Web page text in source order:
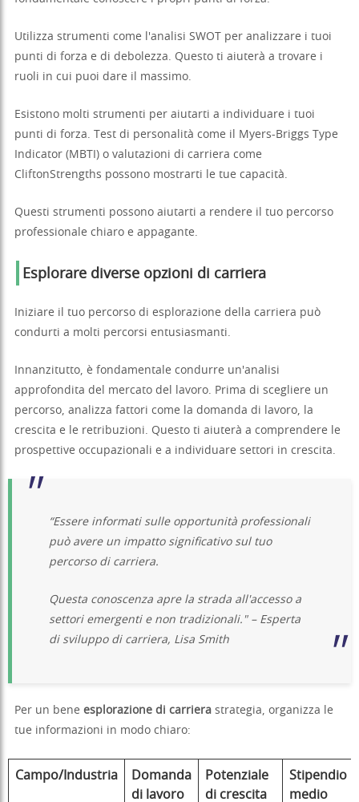
Utilizza strumenti come l'analisi SWOT per analizzare i tuoi
punti di forza e di debolezza. Questo ti aiuterà a trovare i
ruoli in cui puoi dare il massimo.
Esistono molti strumenti per aiutarti a individuare i tuoi
punti di forza. Test di personalità come il Myers-Briggs Type
Indicator (MBTI) o valutazioni di carriera come
CliftonStrengths possono mostrarti le tue capacità.
Questi strumenti possono aiutarti a rendere il tuo percorso
professionale chiaro e appagante.
Esplorare diverse opzioni di carriera
Iniziare il tuo percorso di esplorazione della carriera può
condurti a molti percorsi entusiasmanti.
Innanzitutto, è fondamentale condurre un'analisi
approfondita del mercato del lavoro. Prima di scegliere un
percorso, analizza fattori come la domanda di lavoro, la
crescita e le retribuzioni. Questo ti aiuterà a comprendere le
prospettive occupazionali e a individuare settori in crescita.
“Essere informati sulle opportunità professionali
può avere un impatto significativo sul tuo
percorso di carriera.
Questa conoscenza apre la strada all'accesso a
settori emergenti e non tradizionali." – Esperta
di sviluppo di carriera, Lisa Smith
Per un bene esplorazione di carriera strategia, organizza le
tue informazioni in modo chiaro:
Campo/Industria
Domanda
di lavoro
Potenziale
di crescita
Stipendio
medio